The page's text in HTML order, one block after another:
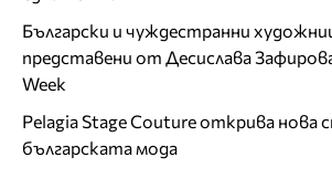
Български и чуждестранни
представени от Десислава
Week
Pelagia Stage Couture открива нова
българската мода